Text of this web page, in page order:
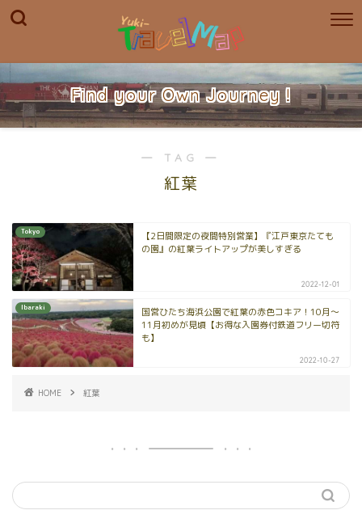
Find your Own Journey !
― TAG ―
紅葉
Tokyo
【2日間限定の夜間特別営業】『江戸東京たても
の園』の紅葉ライトアップが美しすぎる
2022-12-01
Ibaraki
国営ひたち海浜公園で紅葉の赤色コキア！10月〜
11月初めが見頃【お得な入園券付鉄道フリー切符
も】
2022-10-27
HOME 紅葉